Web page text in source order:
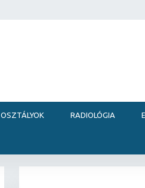
OSZTÁLYOK RADIOLÓGIA